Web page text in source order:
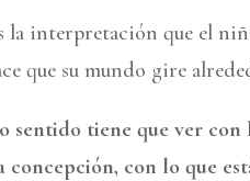
la interpretación que el
que su mundo gire
sentido tiene que ver con
concepción, con lo que